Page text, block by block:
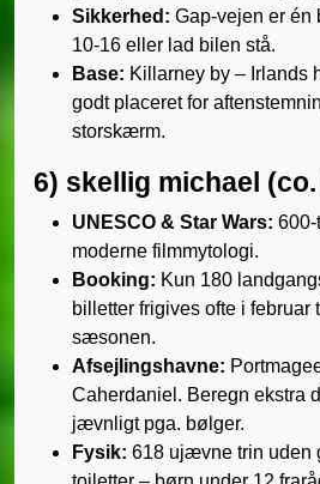
Sikkerhed: Gap-vejen er én
10-16 eller lad bilen stå.
Base: Killarney by – Irlands
godt placeret for
storskærm.
6) skellig michael
UNESCO & Star Wars:
moderne filmmytologi.
Booking: Kun 180
billetter frigives ofte i februar
sæsonen.
Afsejlingshavne:
Caherdaniel. Beregn ekstra
jævnligt pga. bølger.
Fysik: 618 ujævne trin uden